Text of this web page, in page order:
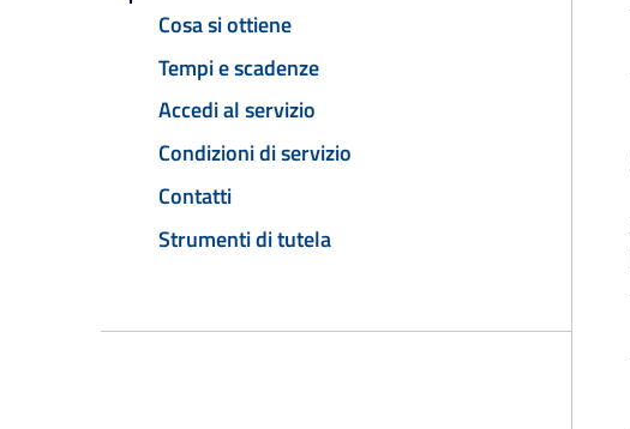
Cosa si ottiene
Tempi e scadenze
Accedi al servizio
Condizioni di servizio
Contatti
Strumenti di tutela